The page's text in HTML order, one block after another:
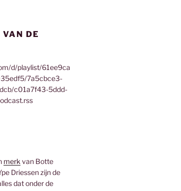
DE
d/playlist/61ee9ca
7a5cbce3-
c01a7f43-5ddd-
merk van Botte
Driessen zijn de
dat onder de